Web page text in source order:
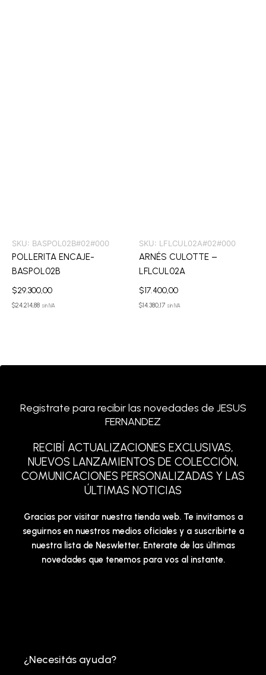
SKU: BASPOL02B#02#000
POLLERITA ENCAJE-
BASPOL02B
$29.300,00
$24.214,88 sin IVA
SKU: LFLCUL02A#02#000
ARNÉS CULOTTE –
LFLCUL02A
$17.400,00
$14.380,17 sin IVA
Registrate para recibir las novedades de JESUS
FERNANDEZ
RECIBÍ ACTUALIZACIONES EXCLUSIVAS,
NUEVOS LANZAMIENTOS DE COLECCIÓN,
COMUNICACIONES PERSONALIZADAS Y LAS
ÚLTIMAS NOTICIAS
Gracias por visitar nuestra tienda web. Te invitamos a
seguirnos en nuestros medios oficiales y a suscribirte a
nuestra lista de Neswletter. Enterate de las últimas
novedades que tenemos para vos al instante.
¿Necesitás ayuda?